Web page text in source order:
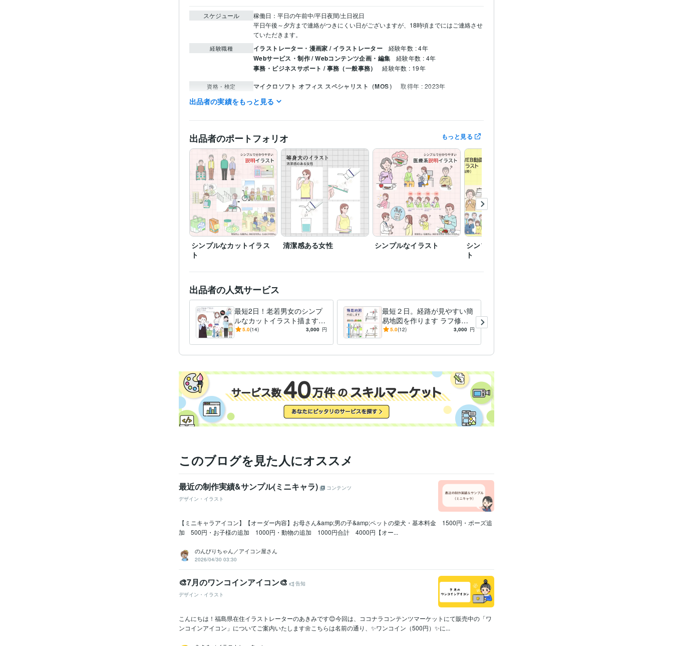
スケジュール
稼働日：平日の午前中/平日夜間/土日祝日
平日午後～夕方まで連絡がつきにくい日がございますが、18時頃までにはご連絡させ
ていただきます。
経験職種 イラストレーター・漫画家 / イラストレーター 経験年数 : 4年
Webサービス・制作 / Webコンテンツ企画・編集 経験年数 : 4年
事務・ビジネスサポート / 事務（一般事務） 経験年数 : 19年
資格・検定 マイクロソフト オフィス スペシャリスト（MOS） 取得年 : 2023年
ビジネス・クリエイ CLIP STUDIO PAINT:8年
出品者の実績をもっと見る
出品者のポートフォリオ もっと見る
シンプルなカットイラス
ト
清潔感ある女性 シンプルなイラスト
シンプルなカットイラス
ト
出品者の人気サービス
最短2日！老若男女のシンプ
ルなカットイラスト描ます
説明にぴったり。分かりやす
5.0(14) 3,000 円
最短２日。経路が見やすい簡
易地図を作ります ラフ修正
無制限。シンプルなアクセス
5.0(12) 3,000 円
このブログを見た人にオススメ
最近の制作実績&サンプル(ミニキャラ)
コンテンツ
デザイン・イラスト
【ミニキャラアイコン】【オーダー内容】お母さん&amp;男の子&amp;ペットの柴犬・基本料金 1500円・ポーズ追
加 500円・お子様の追加 1000円・動物の追加 1000円合計 4000円【オー...
のんびりちゃん／アイコン屋さん
2026/04/30 03:30
🎨7月のワンコインアイコン🎨
告知
デザイン・イラスト
こんにちは！福島県在住イラストレーターのあきみです😊今回は、ココナラコンテンツマーケットにて販売中の「ワ
ンコインアイコン」についてご案内いたします🌼こちらは名前の通り、✨ワンコイン（500円）✨に...